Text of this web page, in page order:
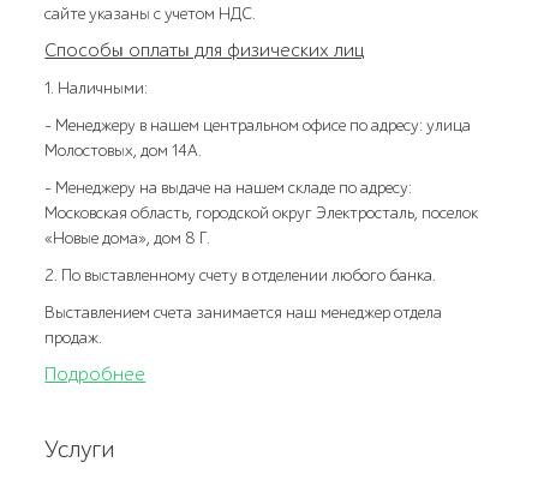
сайте указаны с учетом НДС.
Способы оплаты для физических лиц
1. Наличными:
- Менеджеру в нашем центральном офисе по адресу: улица
Молостовых, дом 14А.
- Менеджеру на выдаче на нашем складе по адресу:
Московская область, городской округ Электросталь, поселок
«Новые дома», дом 8 Г.
2. По выставленному счету в отделении любого банка.
Выставлением счета занимается наш менеджер отдела
продаж.
Подробнее
Услуги